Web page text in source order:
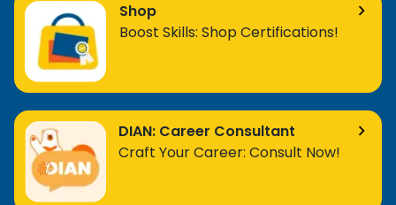
Shop
Boost Skills: Shop Certifications!
DIAN: Career Consultant
Craft Your Career: Consult Now!